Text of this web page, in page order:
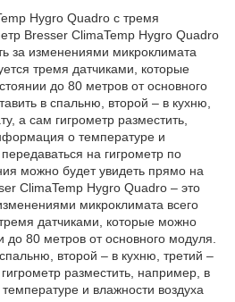
Hygro Quadro с тремя
Bresser ClimaTemp Hygro Quadro
за изменениями микроклимата
тремя датчиками, которые
до 80 метров от основного
в спальню, второй – в кухню,
а сам гигрометр разместить,
о температуре и
на гигрометр по
можно будет увидеть прямо на
ClimaTemp Hygro Quadro – это
микроклимата всего
датчиками, которые можно
до 80 метров от основного модуля.
второй – в кухню, третий –
разместить, например, в
и влажности воздуха